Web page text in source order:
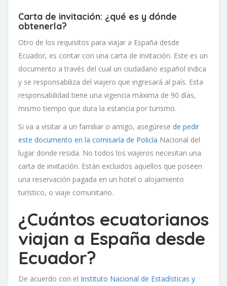
Carta de invitación: ¿qué es y dónde
obtenerla?
Otro de los requisitos para viajar a España desde
Ecuador, es contar con una carta de invitación. Este es un
documento a través del cual un ciudadano español indica
y se responsabiliza del viajero que ingresará al país. Esta
responsabilidad tiene una vigencia máxima de 90 días,
mismo tiempo que dura la estancia por turismo.
Si va a visitar a un familiar o amigo, asegúrese de pedir
este documento en la comisaría de Policía Nacional del
lugar donde resida. No todos los viajeros necesitan una
carta de invitación. Están excluidos aquellos que poseen
una reservación pagada en un hotel o alojamiento
turístico, o viaje comunitario.
¿Cuántos ecuatorianos
viajan a España desde
Ecuador?
De acuerdo con el Instituto Nacional de Estadísticas y